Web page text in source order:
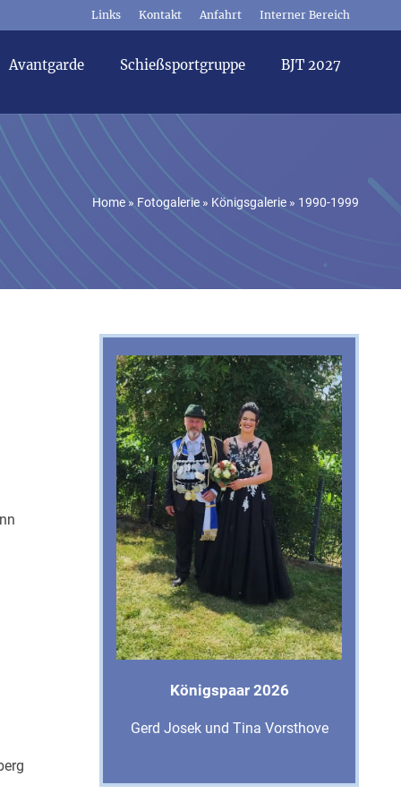
Links Kontakt Anfahrt Interner Bereich
Avantgarde Schießsportgruppe BJT 2027
Home» Fotogalerie » Königsgalerie » 1990-1999
Königspaar 2026
Gerd Josek und Tina Vorsthove